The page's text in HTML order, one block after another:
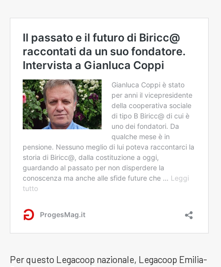
Per questo Legacoop nazionale, Legacoop Emilia-